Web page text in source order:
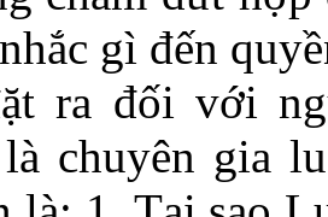
gì đến
ra đối với
chuyên gia